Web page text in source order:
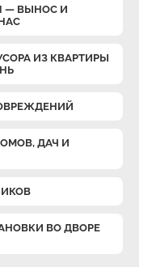
— ВЫНОС И
ИЗ КВАРТИРЫ
ДАЧ И
ВО ДВОРЕ